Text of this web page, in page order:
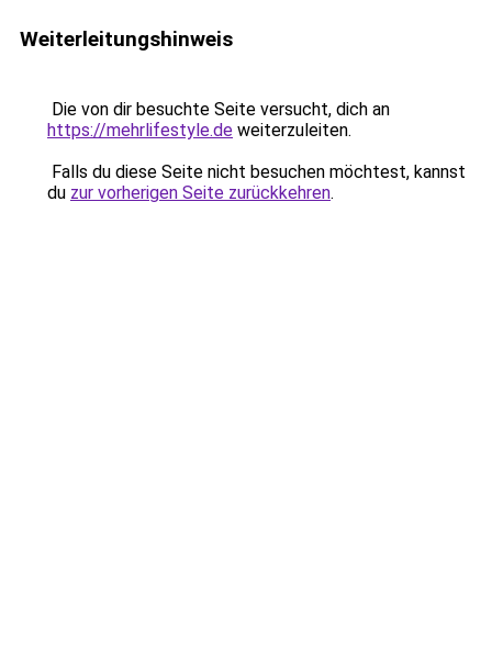
Weiterleitungshinweis
Die von dir besuchte Seite versucht, dich an
https://mehrlifestyle.de weiterzuleiten.
Falls du diese Seite nicht besuchen möchtest, kannst
du zur vorherigen Seite zurückkehren.